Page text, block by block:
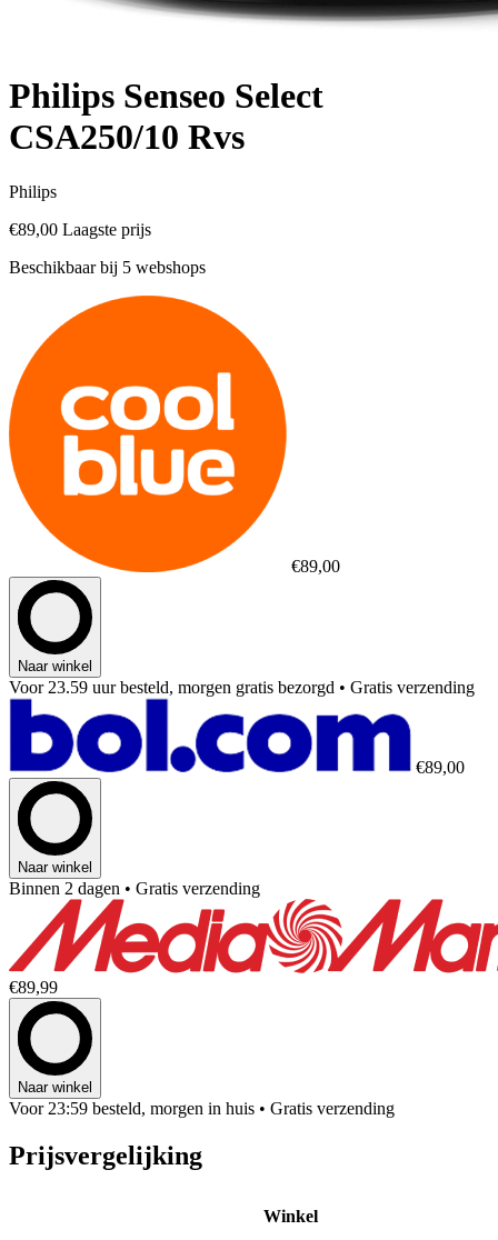
Philips Senseo Select
CSA250/10 Rvs
Philips
€89,00 Laagste prijs
Beschikbaar bij 5 webshops
€89,00
Naar winkel
Voor 23.59 uur besteld, morgen gratis bezorgd • Gratis verzending
€89,00
Naar winkel
Binnen 2 dagen • Gratis verzending
€89,99
Naar winkel
Voor 23:59 besteld, morgen in huis • Gratis verzending
Prijsvergelijking
Winkel